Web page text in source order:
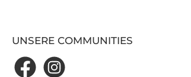
UNSERE COMMUNITIES